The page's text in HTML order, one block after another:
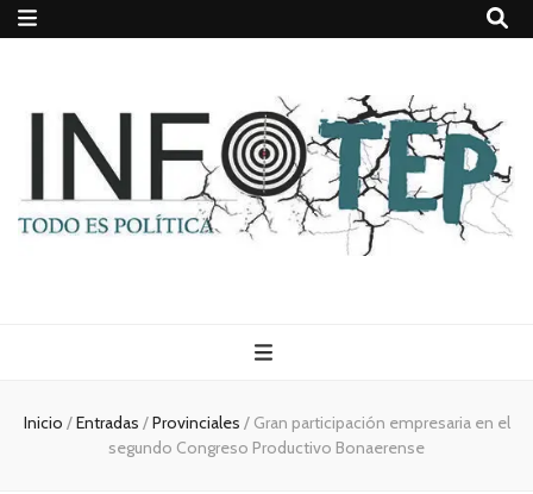
Todo es
(rosca)
Inicio /Entradas /Provinciales / Gran participación empresaria en el
segundo Congreso Productivo Bonaerense